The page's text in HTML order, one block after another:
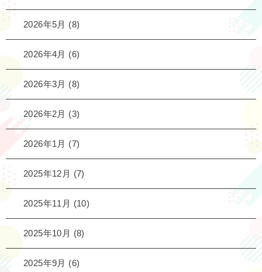
2026年5月 (8)
2026年4月 (6)
2026年3月 (8)
2026年2月 (3)
2026年1月 (7)
2025年12月 (7)
2025年11月 (10)
2025年10月 (8)
2025年9月 (6)